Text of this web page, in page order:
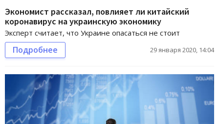
Экономист рассказал, повлияет ли китайский
коронавирус на украинскую экономику
Эксперт считает, что Украине опасаться не стоит
Подробнее 29 января 2020, 14:04